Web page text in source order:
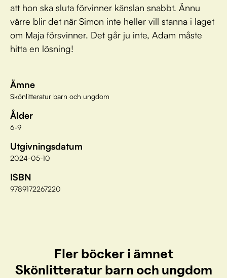
att hon ska sluta förvinner känslan snabbt. Ännu
värre blir det när Simon inte heller vill stanna i laget
om Maja försvinner. Det går ju inte, Adam måste
hitta en lösning!
Ämne
Skönlitteratur barn och ungdom
Ålder
6-9
Utgivningsdatum
2024-05-10
ISBN
9789172267220
Fler böcker i ämnet
Skönlitteratur barn och ungdom